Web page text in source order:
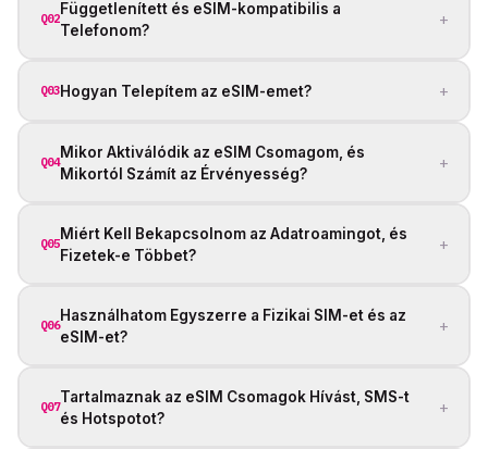
Q02
Függetlenített és eSIM-kompatibilis a
Telefonom?
+
Q03Hogyan Telepítem az eSIM-emet? +
Q04
Mikor Aktiválódik az eSIM Csomagom, és
Mikortól Számít az Érvényesség?
+
Q05
Miért Kell Bekapcsolnom az Adatroamingot, és
Fizetek-e Többet?
+
Q06
Használhatom Egyszerre a Fizikai SIM-et és az
eSIM-et?
+
Q07
Tartalmaznak az eSIM Csomagok Hívást, SMS-t
és Hotspotot?
+